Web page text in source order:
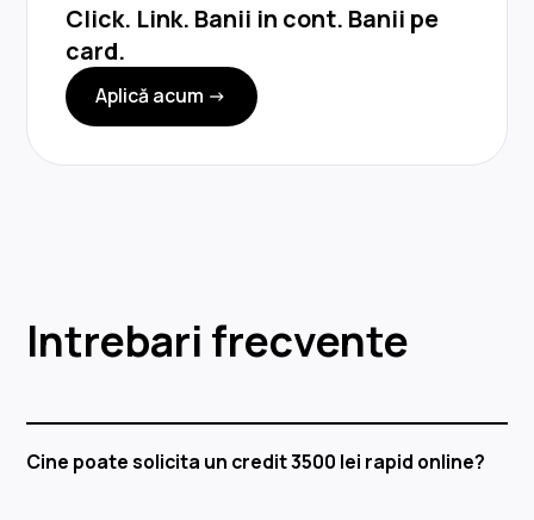
Click. Link. Banii in cont. Banii pe
card.
Aplică acum ->
Intrebari frecvente
Cine poate solicita un credit 3500 lei rapid online?